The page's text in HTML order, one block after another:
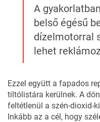
A
belső égésű
dízelmotorral
lehet
Ezzel együtt a fapados
tiltólistára kerülnek. A
feltétlenül a szén-dioxid-
Inkább az a cél, hogy